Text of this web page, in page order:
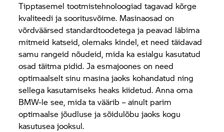
Tipptasemel tootmistehnoloogiad tagavad kõrge
kvaliteedi ja sooritusvõime. Masinaosad on
võrdväärsed standardtoodetega ja peavad läbima
mitmeid katseid, olemaks kindel, et need täidavad
samu rangeid nõudeid, mida ka esialgu kasutatud
osad täitma pidid. Ja esmajoones on need
optimaalselt sinu masina jaoks kohandatud ning
sellega kasutamiseks heaks kiidetud. Anna oma
BMW-le see, mida ta väärib – ainult parim
optimaalse jõudluse ja sõidulõbu jaoks kogu
kasutusea jooksul.